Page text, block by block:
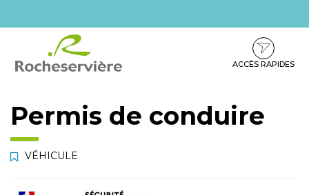
contenu
pied
ACCÈS RAPIDES
Permis de conduire
VÉHICULE